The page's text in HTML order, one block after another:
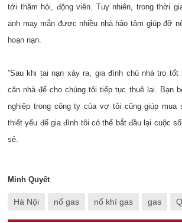
tới thăm hỏi, động viên. Tuy nhiên, trong thời
anh may mắn được nhiều nhà hảo tâm giúp đỡ
hoạn nạn.
”Sau khi tai nạn xảy ra, gia đình chủ nhà trọ tốt
căn nhà để cho chúng tôi tiếp tục thuê lại. Bạn
nghiệp trong công ty của vợ tôi cũng giúp mua
thiết yếu để gia đình tôi có thể bắt đầu lại cuộc
sẻ.
Minh Quyết
Hà Nội nổ gas nổ khí gas gas